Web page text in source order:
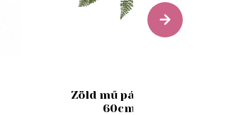
Zöld mű páfrány
60cm